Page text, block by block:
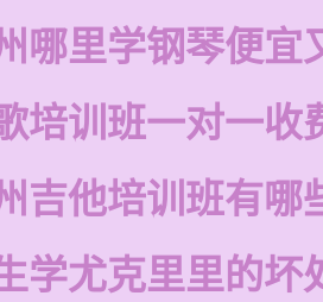
哪里学钢琴便宜
培训班一对一收
吉他培训班有哪
学尤克里里的坏